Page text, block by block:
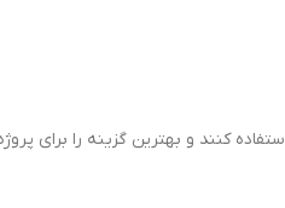
کنند و بهترین گزینه را برای